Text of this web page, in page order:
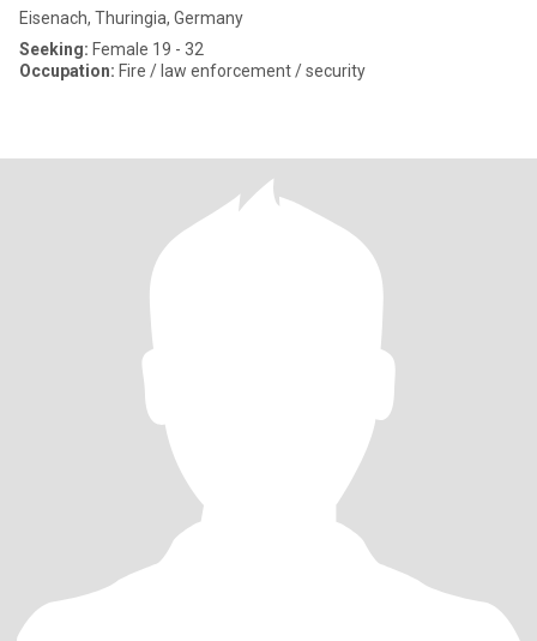
Eisenach, Thuringia, Germany
Seeking: Female 19 - 32
Occupation: Fire / law enforcement / security